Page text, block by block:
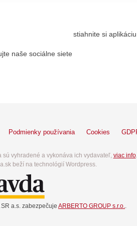
naše sociálne siete
stiahnite si
Podmienky používania Cookies
sú vyhradené a vykonáva ich vydavateľ, viac info.
beží na technológií Wordpress.
a.s. zabezpečuje ARBERTO GROUP s.r.o..